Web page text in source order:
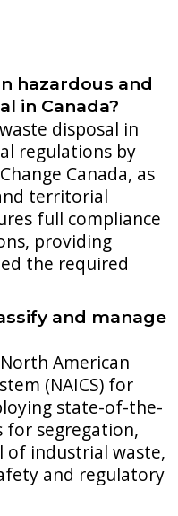
hazardous and
in Canada?
disposal in
regulations by
Canada, as
territorial
full compliance
providing
the required
and manage
American
(NAICS) for
state-of-the-
for segregation,
of industrial waste,
and regulatory